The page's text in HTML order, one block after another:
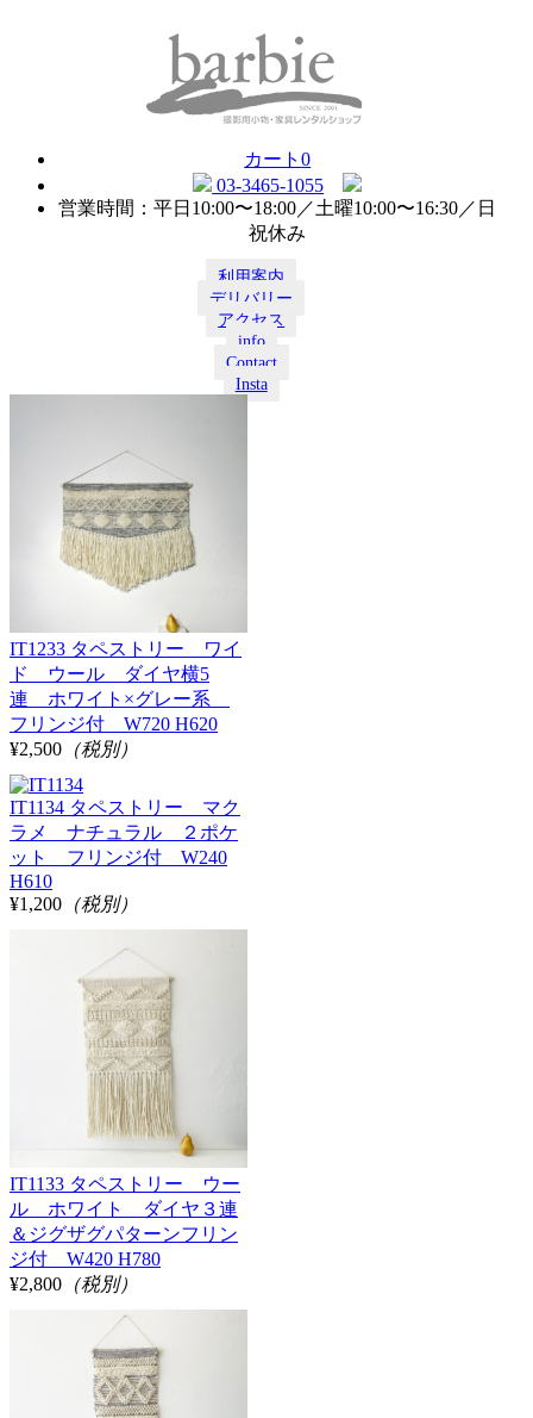
カート0
03-3465-1055
営業時間：平日10:00〜18:00／土曜10:00〜16:30／日
祝休み
利用案内
デリバリー
アクセス
info
Contact
Insta
IT1233 タペストリー ワイ
ド ウール ダイヤ横5
連 ホワイト×グレー系
フリンジ付 W720 H620
¥2,500 （税別）
IT1134 タペストリー マク
ラメ ナチュラル ２ポケ
ット フリンジ付 W240
H610
¥1,200 （税別）
IT1133 タペストリー ウー
ル ホワイト ダイヤ３連
＆ジグザグパターンフリン
ジ付 W420 H780
¥2,800 （税別）